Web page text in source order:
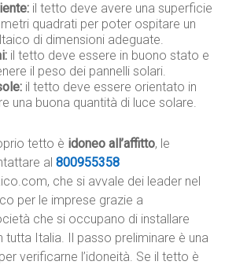
il tetto deve avere una superficie
quadrati per poter ospitare un
di dimensioni adeguate.
il tetto deve essere in buono stato e
il peso dei pannelli solari.
il tetto deve essere orientato in
una buona quantità di luce solare.
tetto è idoneo all’affitto, le
al800955358
che si avvale dei leader nel
per le imprese grazie a
che si occupano di installare
Italia. Il passo preliminare è una
verificarne l’idoneità. Se il tetto è